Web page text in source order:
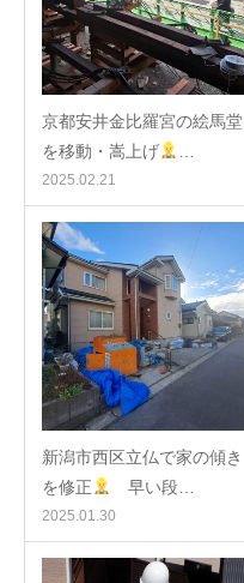
京都安井金比羅宮の絵馬堂
を移動・嵩上げ
2025.02.21
新潟市西区立仏で家の傾き
を修正
早い段…
2025.01.30